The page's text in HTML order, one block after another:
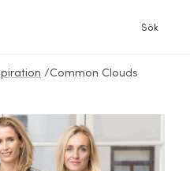
Sök
/Common Clouds